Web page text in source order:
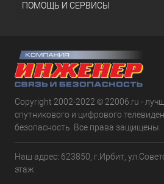
ПОМОЩЬ И СЕРВИСЫ
Copyright 2002-2022 © 22006.ru -
спутникового и цифрового
безопасность. Все права защищены.
Наш адрес: 623850, г.Ирбит,
этаж